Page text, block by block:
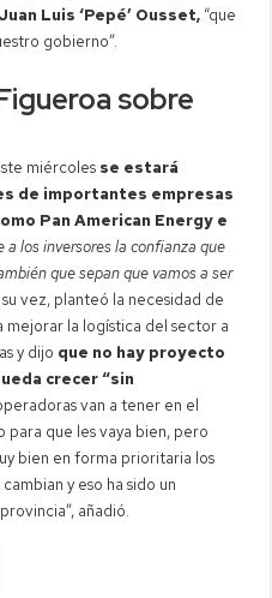
Luis ‘Pepé’ Ousset, “que
gobierno”.
sobre
miércoles se estará
de importantes empresas
Pan American Energy e
a los inversores la confianza que
que sepan que vamos a ser
vez, planteó la necesidad de
mejorar la logística del sector a
y dijo que no hay proyecto
crecer “sin
van a tener en el
que les vaya bien, pero
bien en forma prioritaria los
y eso ha sido un
añadió.